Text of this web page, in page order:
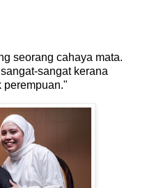
seorang cahaya mata.
sangat kerana
perempuan."